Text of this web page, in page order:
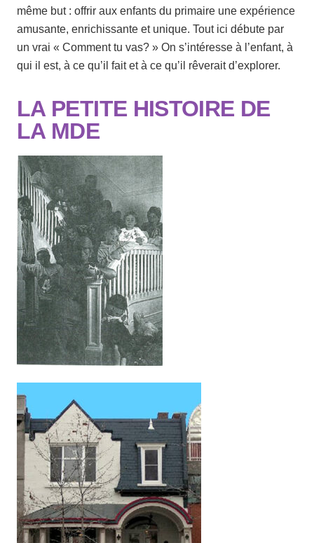
même but : offrir aux enfants du primaire une expérience
amusante, enrichissante et unique. Tout ici débute par
un vrai « Comment tu vas? » On s’intéresse à l’enfant, à
qui il est, à ce qu’il fait et à ce qu’il rêverait d’explorer.
LA PETITE HISTOIRE DE
LA MDE